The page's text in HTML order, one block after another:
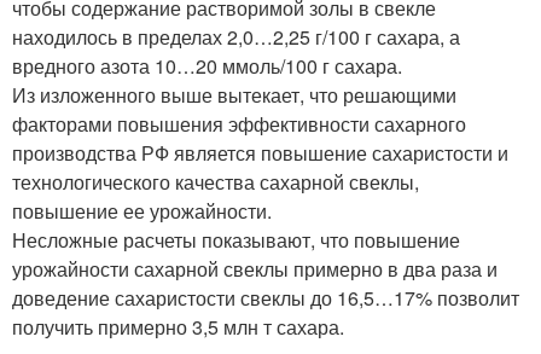
чтобы содержание растворимой золы в свекле
находилось в пределах 2,0…2,25 г/100 г сахара, а
вредного азота 10…20 ммоль/100 г сахара.
Из изложенного выше вытекает, что решающими
факторами повышения эффективности сахарного
производства РФ является повышение сахаристости и
технологического качества сахарной свеклы,
повышение ее урожайности.
Несложные расчеты показывают, что повышение
урожайности сахарной свеклы примерно в два раза и
доведение сахаристости свеклы до 16,5…17% позволит
получить примерно 3,5 млн т сахара.